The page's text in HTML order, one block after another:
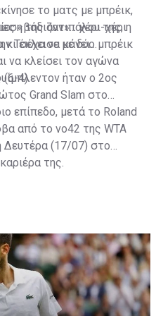
το ματς με μπρέικ,
της αντιπάλου της, η
έκλεισε με δύο μπρέικ
«βάδιζαν»... χέρι-χέρι
Τσέχα να κάνει
να κλείσει τον αγώνα
(6-4).
ήταν ο 2ος
Grand Slam στο
επίπεδο, μετά το Roland
από το νο42 της WTA
Δευτέρα (17/07) στο
της.